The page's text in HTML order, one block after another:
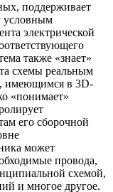
поддерживает
условным
электрической
также «знает»
схемы реальным
имеющимся в 3D-
«понимает»
его сборочной
может
провода,
схемой,
и многое другое.